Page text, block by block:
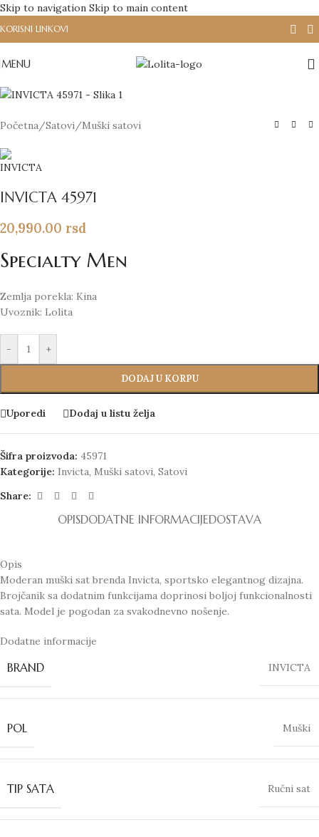
Skip to navigation Skip to main content
KORISNI LINKOVI
MENU
Početna /Satovi /Muški satovi
INVICTA 45971
20,990.00 rsd
Specialty Men
Zemlja porekla: Kina
Uvoznik: Lolita
- +
DODAJ U KORPU
Uporedi Dodaj u listu želja
Šifra proizvoda: 45971
Kategorije: Invicta, Muški satovi, Satovi
Share:
OPISDODATNE INFORMACIJEDOSTAVA
Opis
Moderan muški sat brenda Invicta, sportsko elegantnog dizajna.
Brojčanik sa dodatnim funkcijama doprinosi boljoj funkcionalnosti
sata. Model je pogodan za svakodnevno nošenje.
Dodatne informacije
BRAND INVICTA
POL Muški
TIP SATA Ručni sat